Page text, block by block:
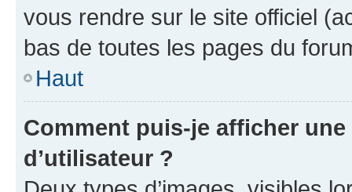
vous rendre sur le site officiel
bas de toutes les pages du
Haut
Comment puis-je afficher
d’utilisateur ?